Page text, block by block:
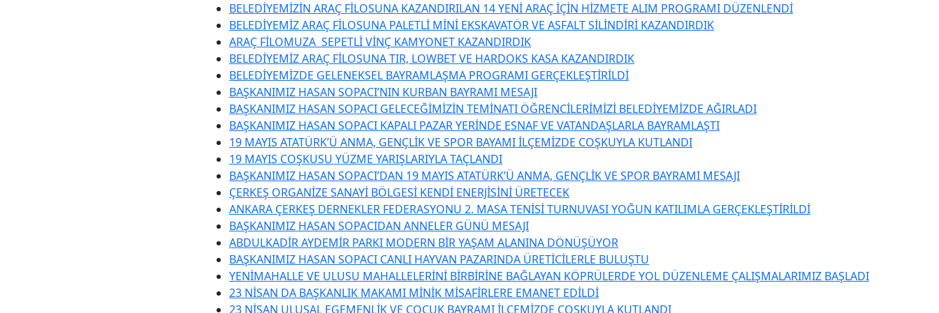
BELEDİYEMİZİN ARAÇ FİLOSUNA KAZANDIRILAN 14 YENİ ARAÇ İÇİN HİZMETE ALIM PROGRAMI DÜZENLENDİ
BELEDİYEMİZ ARAÇ FİLOSUNA PALETLİ MİNİ EKSKAVATÖR VE ASFALT SİLİNDİRİ KAZANDIRDIK
ARAÇ FİLOMUZA SEPETLİ VİNÇ KAMYONET KAZANDIRDIK
BELEDİYEMİZ ARAÇ FİLOSUNA TIR, LOWBET VE HARDOKS KASA KAZANDIRDIK
BELEDİYEMİZDE GELENEKSEL BAYRAMLAŞMA PROGRAMI GERÇEKLEŞTİRİLDİ
BAŞKANIMIZ HASAN SOPACI’NIN KURBAN BAYRAMI MESAJI
BAŞKANIMIZ HASAN SOPACI GELECEĞİMİZİN TEMİNATI ÖĞRENCİLERİMİZİ BELEDİYEMİZDE AĞIRLADI
BAŞKANIMIZ HASAN SOPACI KAPALI PAZAR YERİNDE ESNAF VE VATANDAŞLARLA BAYRAMLAŞTI
19 MAYIS ATATÜRK’Ü ANMA, GENÇLİK VE SPOR BAYAMI İLÇEMİZDE COŞKUYLA KUTLANDI
19 MAYIS COŞKUSU YÜZME YARIŞLARIYLA TAÇLANDI
BAŞKANIMIZ HASAN SOPACI’DAN 19 MAYIS ATATÜRK’Ü ANMA, GENÇLİK VE SPOR BAYRAMI MESAJI
ÇERKEŞ ORGANİZE SANAYİ BÖLGESİ KENDİ ENERJİSİNİ ÜRETECEK
ANKARA ÇERKEŞ DERNEKLER FEDERASYONU 2. MASA TENİSİ TURNUVASI YOĞUN KATILIMLA GERÇEKLEŞTİRİLDİ
BAŞKANIMIZ HASAN SOPACIDAN ANNELER GÜNÜ MESAJI
ABDULKADİR AYDEMİR PARKI MODERN BİR YAŞAM ALANINA DÖNÜŞÜYOR
BAŞKANIMIZ HASAN SOPACI CANLI HAYVAN PAZARINDA ÜRETİCİLERLE BULUŞTU
YENİMAHALLE VE ULUSU MAHALLELERİNİ BİRBİRİNE BAĞLAYAN KÖPRÜLERDE YOL DÜZENLEME ÇALIŞMALARIMIZ BAŞLADI
23 NİSAN DA BAŞKANLIK MAKAMI MİNİK MİSAFİRLERE EMANET EDİLDİ
23 NİSAN ULUSAL EGEMENLİK VE ÇOCUK BAYRAMI İLÇEMİZDE COŞKUYLA KUTLANDI